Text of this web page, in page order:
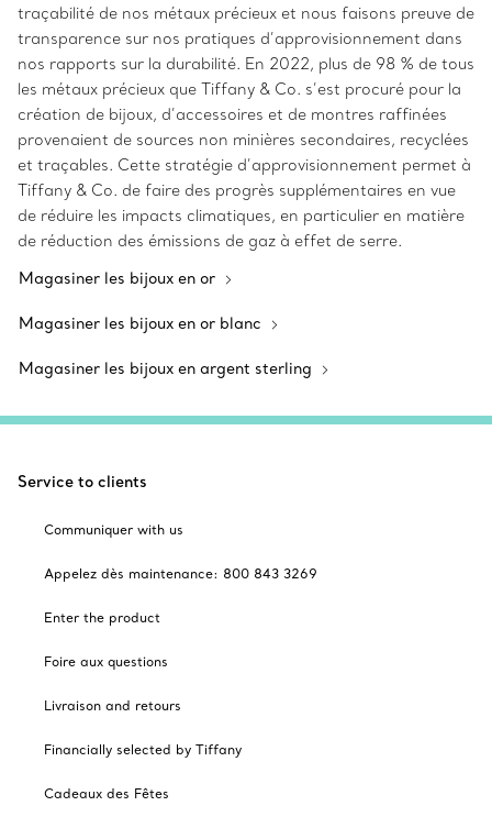
traçabilité de nos métaux précieux et nous faisons preuve de
transparence sur nos pratiques d’approvisionnement dans
nos rapports sur la durabilité. En 2022, plus de 98 % de tous
les métaux précieux que Tiffany & Co. s’est procuré pour la
création de bijoux, d’accessoires et de montres raffinées
provenaient de sources non minières secondaires, recyclées
et traçables. Cette stratégie d’approvisionnement permet à
Tiffany & Co. de faire des progrès supplémentaires en vue
de réduire les impacts climatiques, en particulier en matière
de réduction des émissions de gaz à effet de serre.
Magasiner les bijoux en or
Magasiner les bijoux en or blanc
Magasiner les bijoux en argent sterling
Service to clients
Communiquer with us
Appelez dès maintenance: 800 843 3269
Enter the product
Foire aux questions
Livraison and retours
Financially selected by Tiffany
Cadeaux des Fêtes